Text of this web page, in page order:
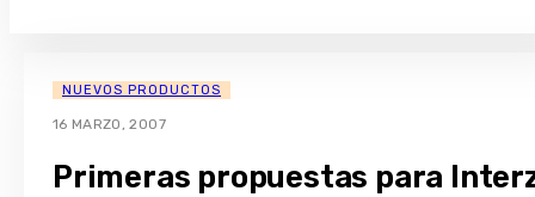
NUEVOS PRODUCTOS
16 MARZO, 2007
Primeras propuestas para